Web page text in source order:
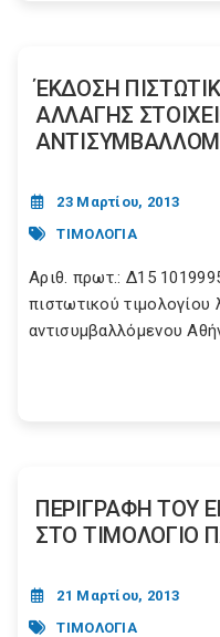
ΈΚΔΟΣΗ
ΑΛΛΑΓΗΣ
23 Μαρτίου, 2013
ΤΙΜΟΛΟΓΙΑ
Αριθ. πρωτ.: Δ15
πιστωτικού
αντισυμβαλλόμενου
ΠΕΡΙΓΡΑΦΗ ΤΟΥ
ΣΤΟ ΤΙΜΟΛΟΓΙΟ
21 Μαρτίου, 2013
ΤΙΜΟΛΟΓΙΑ